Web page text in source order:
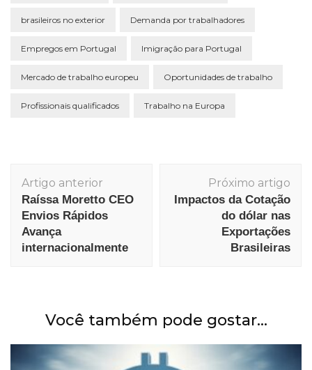
brasileiros no exterior Demanda por trabalhadores
Empregos em Portugal Imigração para Portugal
Mercado de trabalho europeu Oportunidades de trabalho
Profissionais qualificados Trabalho na Europa
de
post
Artigo anterior
Raíssa Moretto CEO
Envios Rápidos
Avança
internacionalmente
Próximo artigo
Impactos da Cotação
do dólar nas
Exportações
Brasileiras
Você também pode gostar...